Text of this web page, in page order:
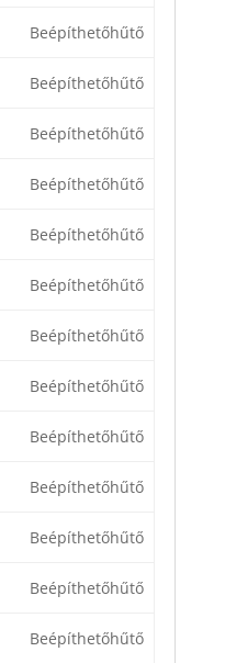
Beépíthetőhűtő
Beépíthetőhűtő
Beépíthetőhűtő
Beépíthetőhűtő
Beépíthetőhűtő
Beépíthetőhűtő
Beépíthetőhűtő
Beépíthetőhűtő
Beépíthetőhűtő
Beépíthetőhűtő
Beépíthetőhűtő
Beépíthetőhűtő
Beépíthetőhűtő